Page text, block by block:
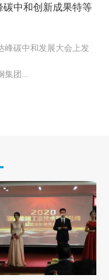
中和创新成果特等
碳中和发展大会上发
团...